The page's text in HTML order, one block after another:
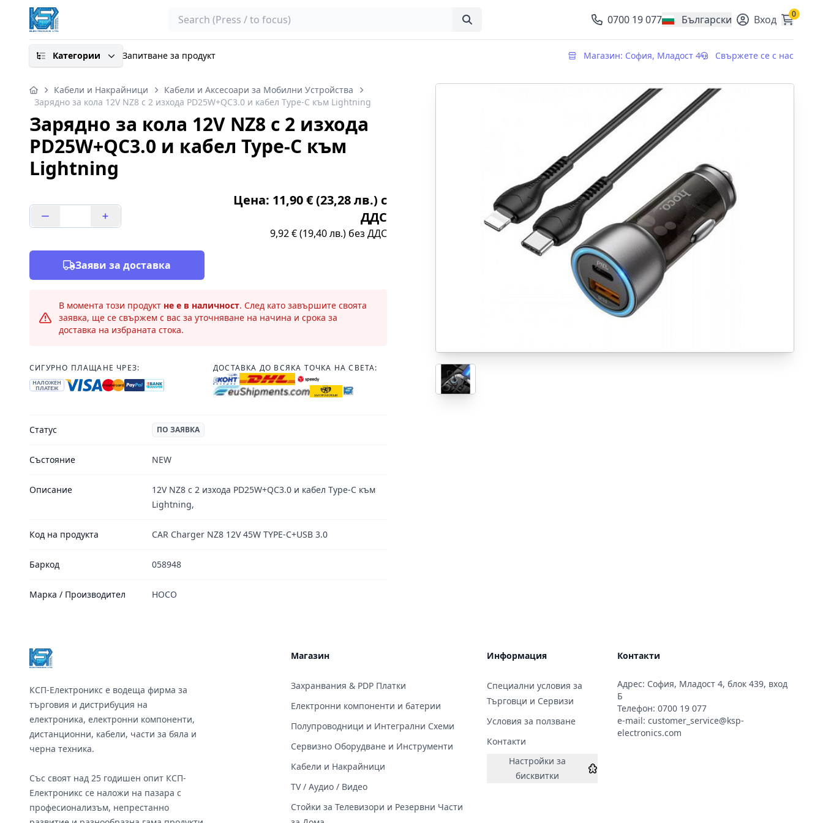
Search 0700 19 077 Български
, change currency Вход 0
Категории Запитване за продукт Магазин: София, Младост 4 Свържете се с нас
Кабели и Накрайници
Кабели и Аксесоари за Мобилни Устройства
Зарядно за кола 12V NZ8 с 2 изхода PD25W+QC3.0 и кабел Type-C към Lightning
Зарядно за кола 12V NZ8 с 2 изхода
PD25W+QC3.0 и кабел Type-C към
Lightning
Цена: 11,90 € (23,28 лв.) с
ДДС
9,92 € (19,40 лв.) без ДДС
Заяви за доставка
В момента този продукт не е в наличност. След като завършите своята
заявка, ще се свържем с вас за уточняване на начина и срока за
доставка на избраната стока.
СИГУРНО ПЛАЩАНЕ ЧРЕЗ:
НАЛОЖЕН
ПЛАТЕЖ
ДОСТАВКА ДО ВСЯКА ТОЧКА НА СВЕТА:
Статус ПО ЗАЯВКА
Състояние NEW
Описание
12V NZ8 с 2 изхода PD25W+QC3.0 и кабел Type-C към
Lightning,
Код на продукта CAR Charger NZ8 12V 45W TYPE-C+USB 3.0
Баркод 058948
Марка / Производител HOCO
КСП-Електроникс е водеща фирма за
търговия и дистрибуция на
електроника, електронни компоненти,
дистанционни, кабели, части за бяла и
черна техника.
Със своят над 25 годишен опит КСП-
Електроникс се наложи на пазара с
професионализъм, непрестанно
Магазин
Захранвания & PDP Платки
Електронни компоненти и батерии
Полупроводници и Интегрални Схеми
Сервизно Оборудване и Инструменти
Кабели и Накрайници
TV / Аудио / Видео
Стойки за Телевизори и Резервни Части
Информация
Специални условия за
Търговци и Сервизи
Условия за ползване
Контакти
Настройки за
бисквитки
Контакти
Адрес: София, Младост 4, блок 439, вход
Б
Телефон: 0700 19 077
e-mail: customer_service@ksp-
electronics.com